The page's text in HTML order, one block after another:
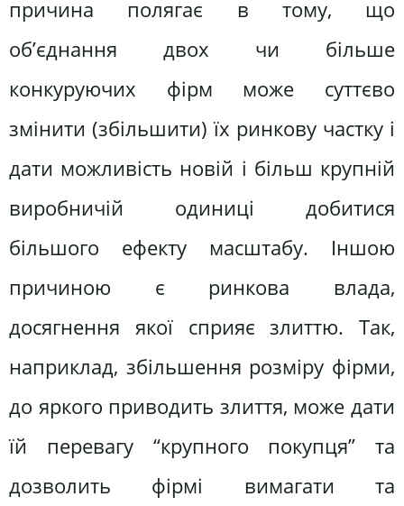
причина полягає в тому, що
об’єднання двох чи більше
конкуруючих фірм може суттєво
змінити (збільшити) їх ринкову частку і
дати можливість новій і більш крупній
виробничій одиниці добитися
більшого ефекту масштабу. Іншою
причиною є ринкова влада,
досягнення якої сприяє злиттю. Так,
наприклад, збільшення розміру фірми,
до яркого приводить злиття, може дати
їй перевагу “крупного покупця” та
дозволить фірмі вимагати та